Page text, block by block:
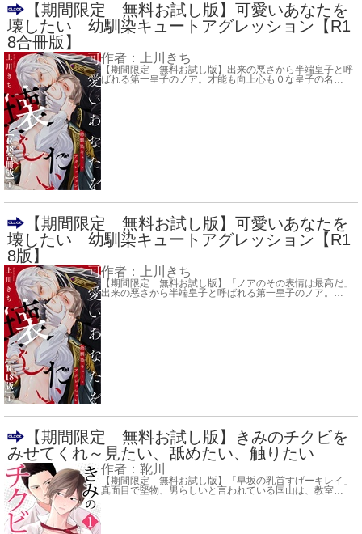
【期間限定 無料お試し版】可愛いあなたを
壊したい 幼馴染キュートアグレッション【R1
8合冊版】
作者： 上川きち
【期間限定 無料お試し版】出来の悪さから半端皇子と呼
ばれる第一皇子のノア。才能も向上心も０な皇子の名 …
【期間限定 無料お試し版】可愛いあなたを
壊したい 幼馴染キュートアグレッション【R1
8版】
作者： 上川きち
【期間限定 無料お試し版】「ノアのその表情は最高だ」
出来の悪さから半端皇子と呼ばれる第一皇子のノア。 …
【期間限定 無料お試し版】きみのチクビを
みせてくれ～見たい、舐めたい、触りたい
作者： 靴川
【期間限定 無料お試し版】「早坂の乳首すげーキレイ」
真面目で堅物、男らしいと言われている国山は、教室…